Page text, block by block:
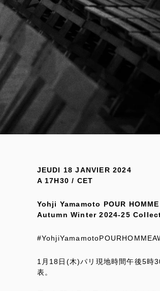
JEUDI 18 JANVIER 2024
A 17H30 / CET
Yohji Yamamoto POUR HOMME
Autumn Winter 2024-25
1月18日(木)パリ現地時間午後5
表。